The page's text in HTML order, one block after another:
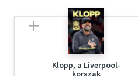
Klopp, a Liverpool-